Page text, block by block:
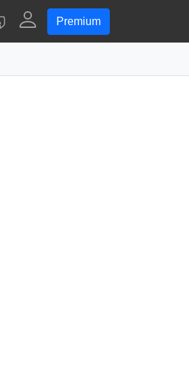
Premium